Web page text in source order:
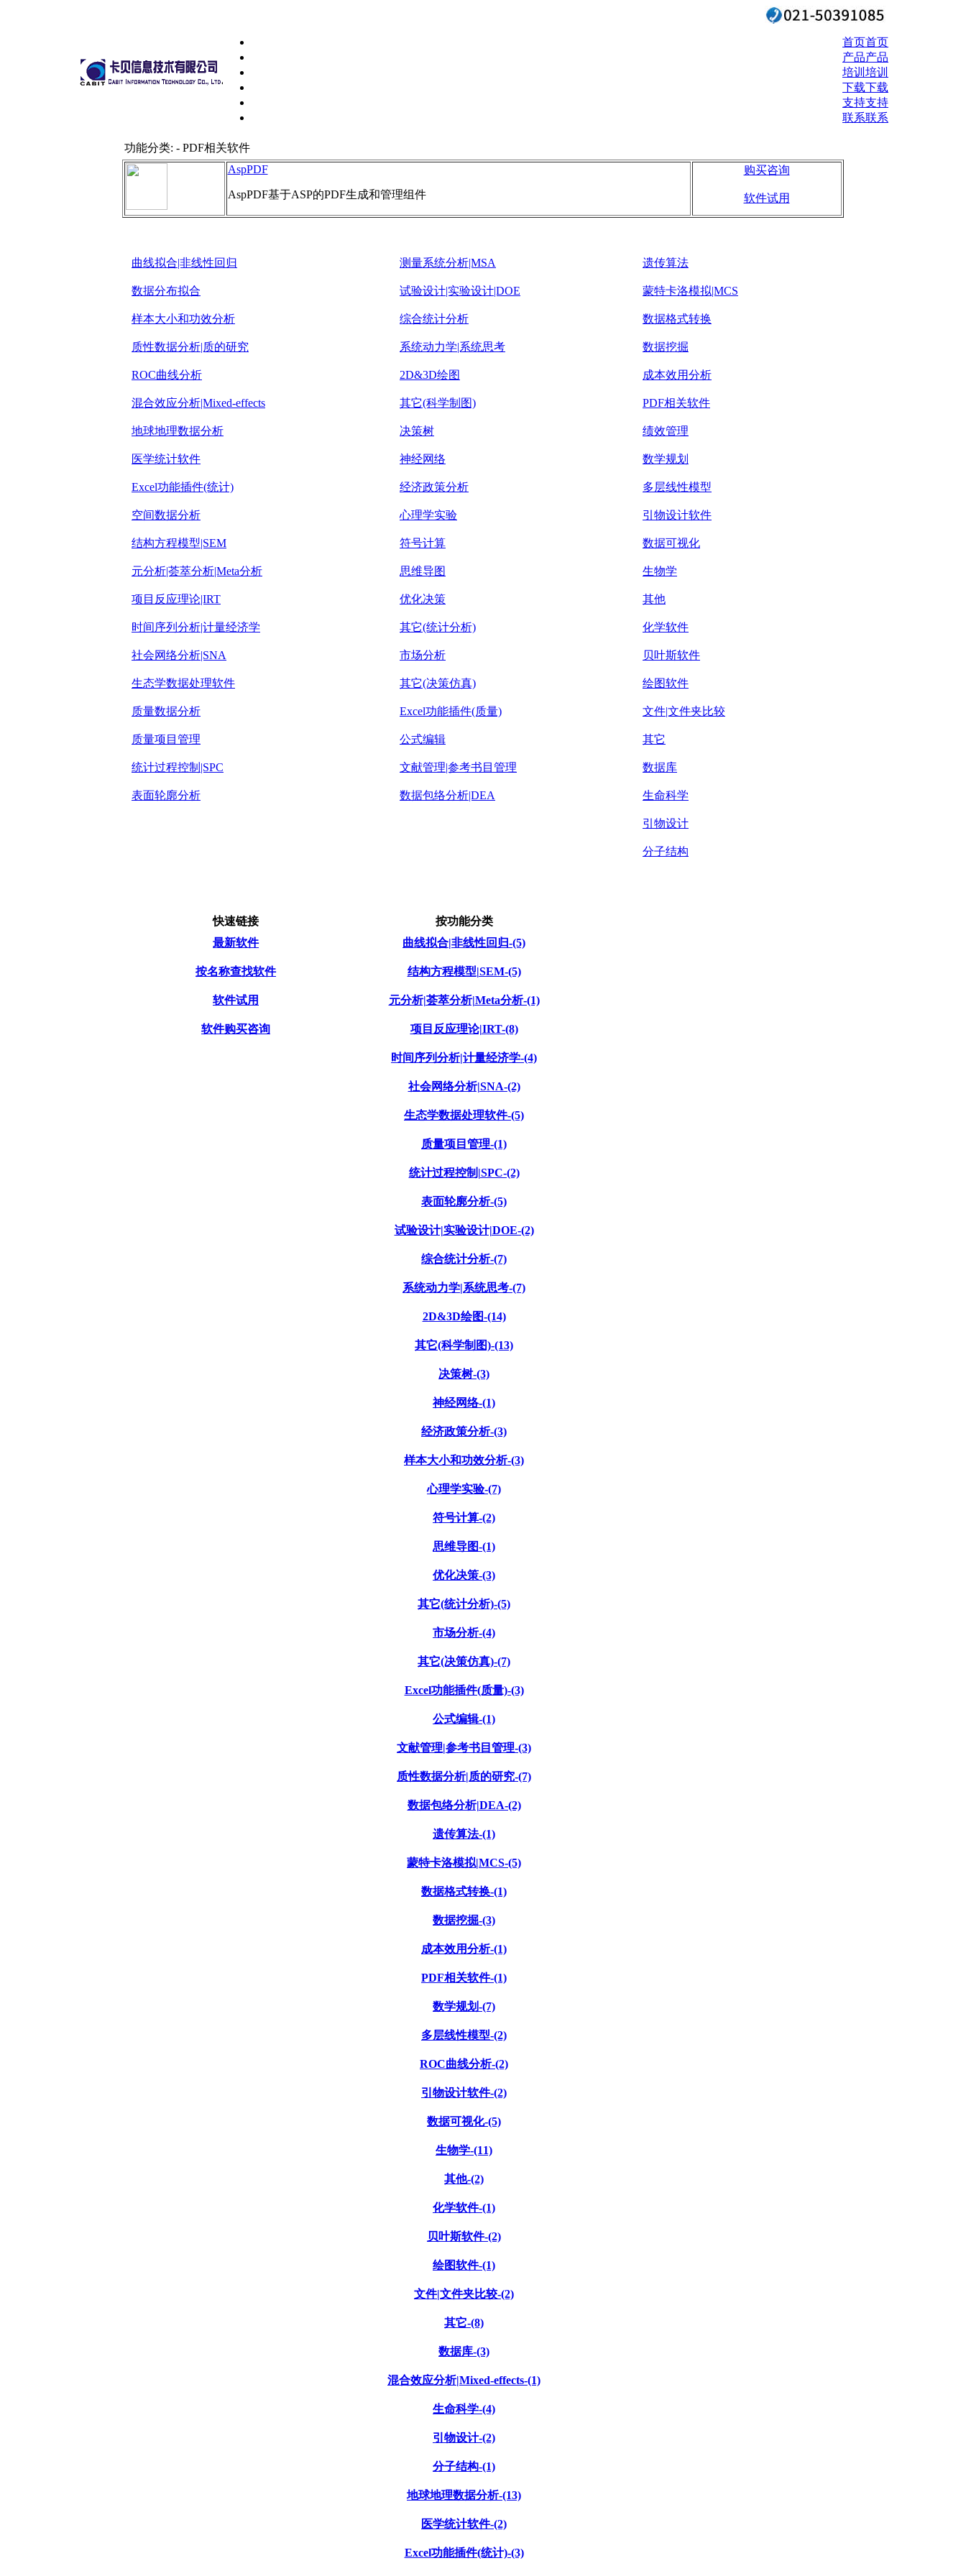
首页首页
产品产品
培训 培训
下载下载
支持支持
联系联系
功能分类: - PDF相关软件
AspPDF
AspPDF基于ASP的PDF生成和管理组件
购买咨询
软件试用
曲线拟合|非线性回归
数据分布拟合
样本大小和功效分析
质性数据分析|质的研究
ROC曲线分析
混合效应分析|Mixed-effects
地球地理数据分析
医学统计软件
Excel功能插件(统计)
空间数据分析
结构方程模型|SEM
元分析|荟萃分析|Meta分析
项目反应理论|IRT
时间序列分析|计量经济学
社会网络分析|SNA
生态学数据处理软件
质量数据分析
质量项目管理
统计过程控制|SPC
表面轮廓分析
测量系统分析|MSA
试验设计|实验设计|DOE
综合统计分析
系统动力学|系统思考
2D&3D绘图
其它(科学制图)
决策树
神经网络
经济政策分析
心理学实验
符号计算
思维导图
优化决策
其它(统计分析)
市场分析
其它(决策仿真)
Excel功能插件(质量)
公式编辑
文献管理|参考书目管理
数据包络分析|DEA
遗传算法
蒙特卡洛模拟|MCS
数据格式转换
数据挖掘
成本效用分析
PDF相关软件
绩效管理
数学规划
多层线性模型
引物设计软件
数据可视化
生物学
其他
化学软件
贝叶斯软件
绘图软件
文件|文件夹比较
其它
数据库
生命科学
引物设计
分子结构
快速链接
最新软件
按名称查找软件
软件试用
软件购买咨询
按功能分类
曲线拟合|非线性回归-(5)
结构方程模型|SEM-(5)
元分析|荟萃分析|Meta分析-(1)
项目反应理论|IRT-(8)
时间序列分析|计量经济学-(4)
社会网络分析|SNA-(2)
生态学数据处理软件-(5)
质量项目管理-(1)
统计过程控制|SPC-(2)
表面轮廓分析-(5)
试验设计|实验设计|DOE-(2)
综合统计分析-(7)
系统动力学|系统思考-(7)
2D&3D绘图-(14)
其它(科学制图)-(13)
决策树-(3)
神经网络-(1)
经济政策分析-(3)
样本大小和功效分析-(3)
心理学实验-(7)
符号计算-(2)
思维导图-(1)
优化决策-(3)
其它(统计分析)-(5)
市场分析-(4)
其它(决策仿真)-(7)
Excel功能插件(质量)-(3)
公式编辑-(1)
文献管理|参考书目管理-(3)
质性数据分析|质的研究-(7)
数据包络分析|DEA-(2)
遗传算法-(1)
蒙特卡洛模拟|MCS-(5)
数据格式转换-(1)
数据挖掘-(3)
成本效用分析-(1)
PDF相关软件-(1)
数学规划-(7)
多层线性模型-(2)
ROC曲线分析-(2)
引物设计软件-(2)
数据可视化-(5)
生物学-(11)
其他-(2)
化学软件-(1)
贝叶斯软件-(2)
绘图软件-(1)
文件|文件夹比较-(2)
其它-(8)
数据库-(3)
混合效应分析|Mixed-effects-(1)
生命科学-(4)
引物设计-(2)
分子结构-(1)
地球地理数据分析-(13)
医学统计软件-(2)
Excel功能插件(统计)-(3)